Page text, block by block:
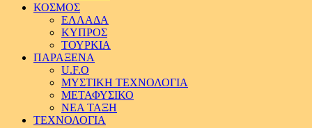
ΚΟΣΜΟΣ
ΕΛΛΑΔΑ
ΚΥΠΡΟΣ
ΤΟΥΡΚΙΑ
ΠΑΡΑΞΕΝΑ
U.F.O
ΜΥΣΤΙΚΗ ΤΕΧΝΟΛΟΓΙΑ
ΜΕΤΑΦΥΣΙΚΟ
ΝΕΑ ΤΑΞΗ
ΤΕΧΝΟΛΟΓΙΑ